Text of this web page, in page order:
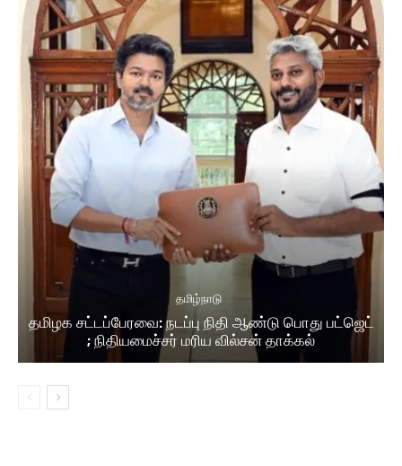
தமிழ்நாடு
தமிழக சட்டப்பேரவை: நடப்பு நிதி ஆண்​டு பொது பட்ஜெட்
; நிதியமைச்சர் மரிய வில்சன் தாக்​கல்